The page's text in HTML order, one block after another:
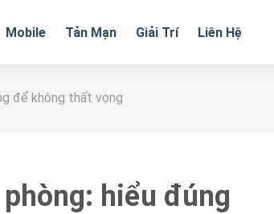
Mobile Tản Mạn Giải Trí Liên Hệ
để không thất vọng
hiểu đúng